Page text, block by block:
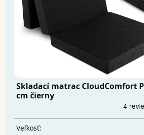
Skladací matrac CloudComfort
cm čierny
Veľkosť: